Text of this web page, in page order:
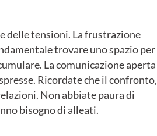
delle tensioni. La frustrazione
trovare uno spazio per
La comunicazione aperta
Ricordate che il confronto,
Non abbiate paura di
bisogno di alleati.